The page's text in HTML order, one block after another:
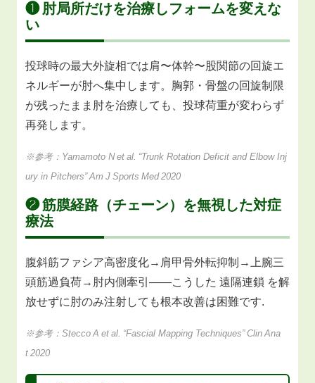
❶ 肘局所だけを治療しフォームを変えな
い
投球時の最大外旋相では肩〜体幹〜股関節の回旋エ
ネルギーが肘へ集中します。胸郭・骨盤の回旋制限
が残ったまま肘を治療しても、投球荷重が変わらず
再発します。
※参考：Yamamoto N et al. “Trunk Rotation Deficit and Elbow Inj
ury in Pitchers” Am J Sports Med 2020
❷ 筋膜経路（チェーン）を無視した対症
療法
腹斜筋ファシア高密度化→肩甲骨外転抑制→上腕三
頭筋過負荷→肘内側牽引――こうした 遠隔連鎖 を解
放せずに肘のみ注射しても根本改善は困難です.
※参考：Stecco A et al. “Fascial Mapping Techniques” Clin Ana
t 2020